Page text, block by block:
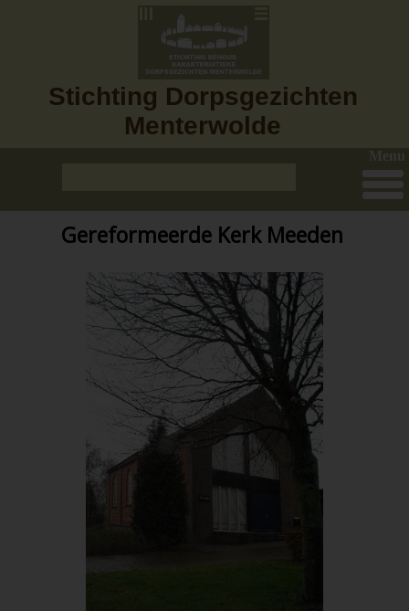
Stichting Dorpsgezichten
Menterwolde
Menu
Gereformeerde Kerk Meeden